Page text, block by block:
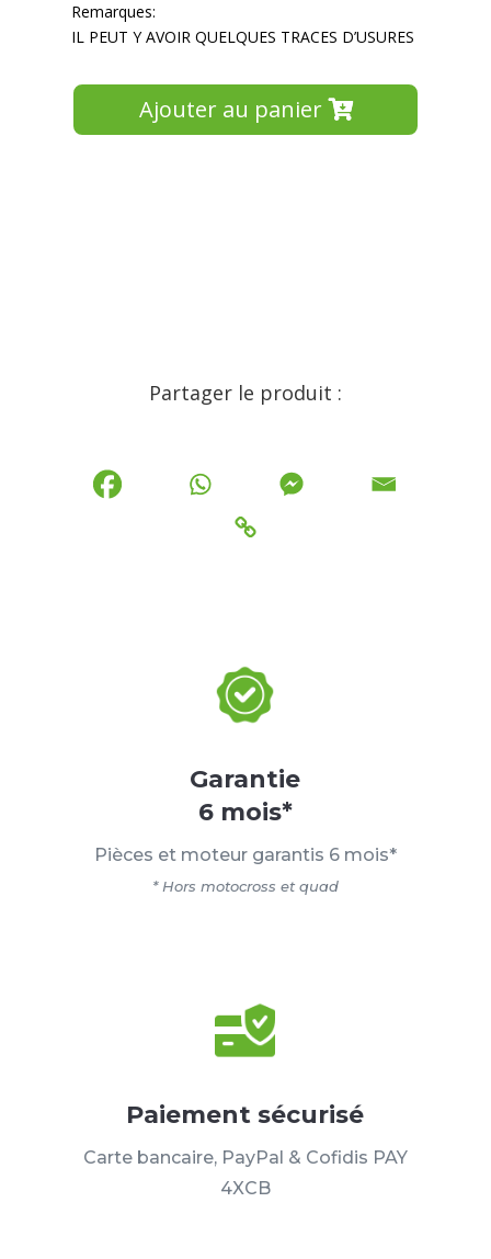
Remarques:
IL PEUT Y AVOIR QUELQUES TRACES D’USURES
Ajouter au panier
Partager le produit :
Garantie
6 mois*
Pièces et moteur garantis 6 mois*
* Hors motocross et quad
Paiement sécurisé
Carte bancaire, PayPal & Cofidis PAY
4XCB